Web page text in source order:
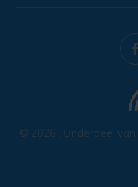
© 2026 . Onderdeel van